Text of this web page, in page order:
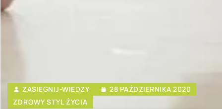
ZASIEGNIJ-WIEDZY
28 PAŹDZIERNIKA 2020
ZDROWY STYL ŻYCIA